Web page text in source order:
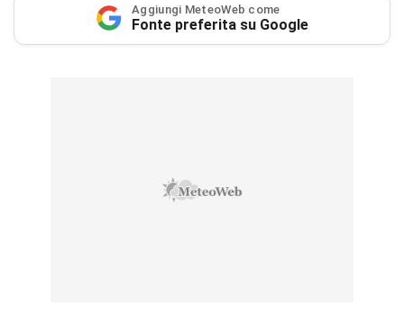
Aggiungi MeteoWeb come
Fonte preferita su Google